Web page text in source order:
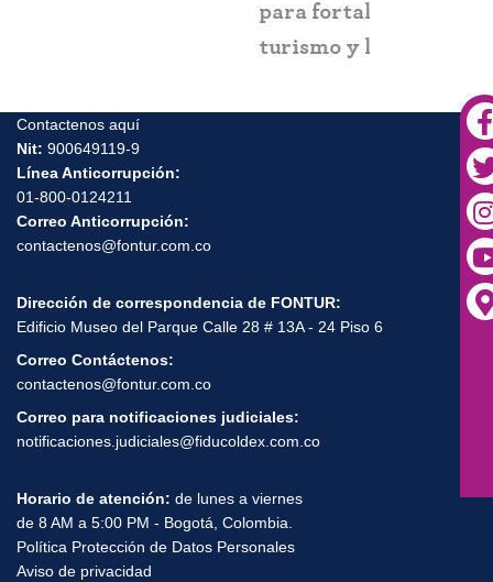
para fortalecer el
turismo y la paz en el
Contactenos aquí
900649119-9
Línea Anticorrupción:
Dirección de correspondencia de FONTUR:
Edificio Museo del Parque Calle 28 # 13A - 24 Piso 6
contactenos@fontur.com.co
Correo para notificaciones judiciales:
de lunes a viernes